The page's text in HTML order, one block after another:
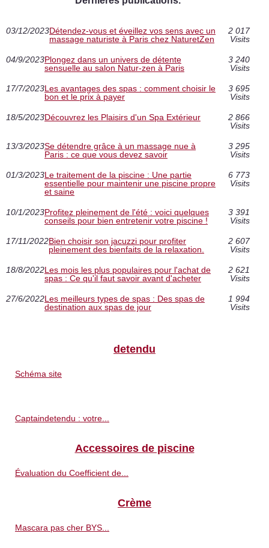
03/12/2023Détendez-vous et éveillez vos sens avec un
massage naturiste à Paris chez NaturetZen
2 017
Visits
04/9/2023Plongez dans un univers de détente
sensuelle au salon Natur-zen à Paris
3 240
Visits
17/7/2023Les avantages des spas : comment choisir le
bon et le prix à payer
3 695
Visits
18/5/2023Découvrez les Plaisirs d'un Spa Extérieur
2 866
Visits
13/3/2023Se détendre grâce à un massage nue à
Paris : ce que vous devez savoir
3 295
Visits
01/3/2023Le traitement de la piscine : Une partie
essentielle pour maintenir une piscine propre
et saine
6 773
Visits
10/1/2023Profitez pleinement de l'été : voici quelques
conseils pour bien entretenir votre piscine !
3 391
Visits
17/11/2022Bien choisir son jacuzzi pour profiter
pleinement des bienfaits de la relaxation.
2 607
Visits
18/8/2022Les mois les plus populaires pour l'achat de
spas : Ce qu'il faut savoir avant d'acheter
2 621
Visits
27/6/2022Les meilleurs types de spas : Des spas de
destination aux spas de jour
1 994
Visits
detendu
Schéma site
Captaindetendu : votre...
Accessoires de piscine
Évaluation du Coefficient de...
Crème
Mascara pas cher BYS...